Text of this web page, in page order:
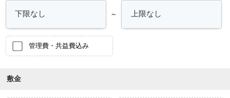
～
管理費・共益費込み
敷金